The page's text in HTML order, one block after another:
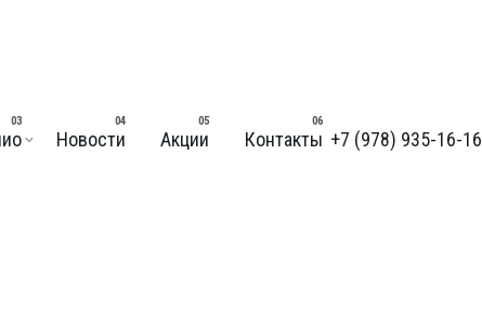
Новости Акции Контакты +7 (978) 935-16-16